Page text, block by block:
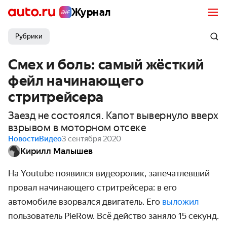
Журнал
Рубрики
Смех и боль: самый жёсткий
фейл начинающего
стритрейсера
Заезд не состоялся. Капот вывернуло вверх
взрывом в моторном отсеке
НовостиВидео3 сентября 2020
Кирилл Малышев
На Youtube появился видеоролик, запечатлевший
провал начинающего стритрейсера: в его
автомобиле взорвался двигатель. Его выложил
пользователь PieRow. Всё действо заняло 15 секунд.